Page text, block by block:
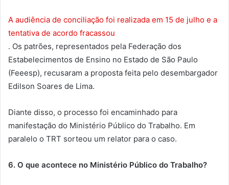
A audiência de conciliação foi realizada em 15 de julho e a
tentativa de acordo fracassou
. Os patrões, representados pela Federação dos
Estabelecimentos de Ensino no Estado de São Paulo
(Feeesp), recusaram a proposta feita pelo desembargador
Edilson Soares de Lima.
Diante disso, o processo foi encaminhado para
manifestação do Ministério Público do Trabalho. Em
paralelo o TRT sorteou um relator para o caso.
6. O que acontece no Ministério Público do Trabalho?